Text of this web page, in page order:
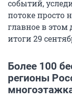
событий,
потоке просто
главное в этом
итоги 29
Более 100
регионы